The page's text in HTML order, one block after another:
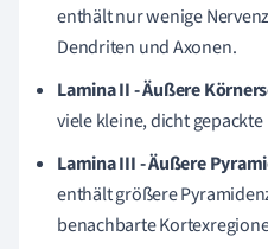
enthält nur wenige
Dendriten und Axonen.
Lamina II - Äußere
viele kleine, dicht
Lamina III - Äußere
enthält größere
benachbarte